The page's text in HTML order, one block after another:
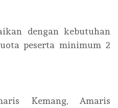
dengan kebutuhan
peserta minimum 2
Kemang, Amaris